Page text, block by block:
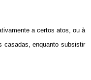
a certos atos, ou à
casadas, enquanto subsistir